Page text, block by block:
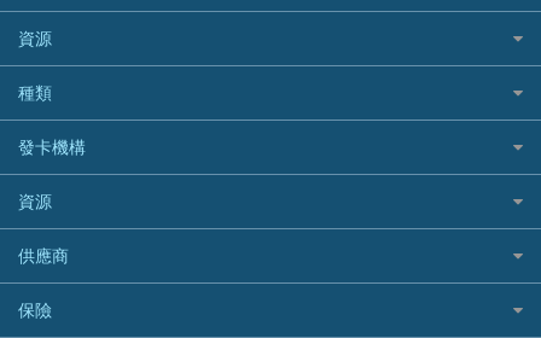
稅季/稅務貸款
網上貸款
結餘轉戶(清卡數貸款)
銀行貸款
財務公司貸款
免入息貸款
免TU貸款
急借錢
BEA 東亞銀行
BOC 中國銀行
Cashing Pro 優尚信貸
CCB(Asia) 中國建設銀行 (亞洲)
Citibank 花旗銀行
CNCBI 信銀國際
CreFIT 維信
DBS 星展銀行
DSB 大新銀行
資源
如何申請個人貸款
如何管理個人貸款
個人貸款有用資訊
清卡數貸款教學
循環貸款教學
個人化貸款產品推介 🔥全新
債務重組一覽
供樓利息扣稅
種類
網購優惠
精選外幣網購信用卡
尊尚信用卡
公司信用卡
電子錢包信用卡
日本遊信用卡攻略
發卡機構
Citibank花旗銀行
AE美國運通
DBS星展銀行
HSBC滙豐銀行
資源
Black Friday優惠
淘寶付款方式
一田購物優惠日
供應商
八達通自動增值信用卡
保險